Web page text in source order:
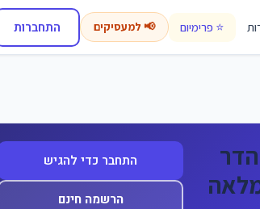
⭐ פרימיום 📢 למעסיקים התחברות
התחבר כדי להגיש
הרשמה חינם